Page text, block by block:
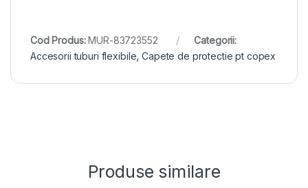
Cod Produs:MUR-83723552
Categorii:
Accesorii tuburi flexibile,Capete de protectie pt copex
Produse similare